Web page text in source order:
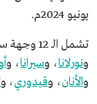
يونيو 2024م.
تشمل الـ 12 وجهة سياحية في مشروع مقنا كلا من:
ونورلانا، وسيرانا، و
والأنان، وقيدوري، و